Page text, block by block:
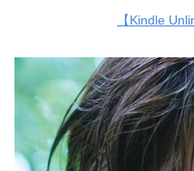
【Kindle